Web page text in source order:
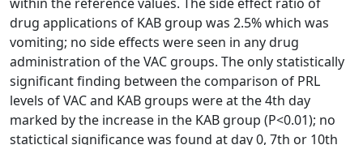
drug applications of KAB group was 2.5% which was
vomiting; no side effects were seen in any drug
administration of the VAC groups. The only statistically
significant finding between the comparison of PRL
levels of VAC and KAB groups were at the 4th day
marked by the increase in the KAB group (P<0.01); no
statictical significance was found at day 0, 7th or 10th